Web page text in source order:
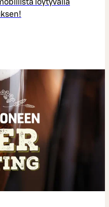
löytyvällä